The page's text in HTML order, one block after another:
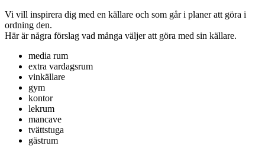
Vi vill inspirera dig med en källare och som går i planer att göra i
ordning den.
Här är några förslag vad många väljer att göra med sin källare.
media rum
extra vardagsrum
vinkällare
gym
kontor
lekrum
mancave
tvättstuga
gästrum